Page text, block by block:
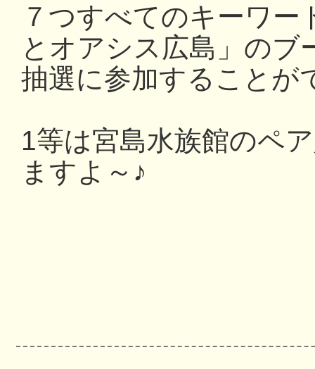
７つすべてのキーワ
とオアシス広島」のブ
抽選に参加することが
1等は宮島水族館のペ
ますよ～♪